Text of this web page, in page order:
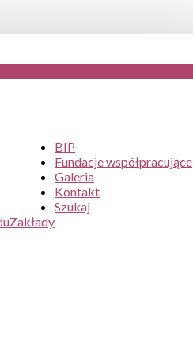
Zakłady
BIP
Fundacje współpracujące
Galeria
Kontakt
Szukaj